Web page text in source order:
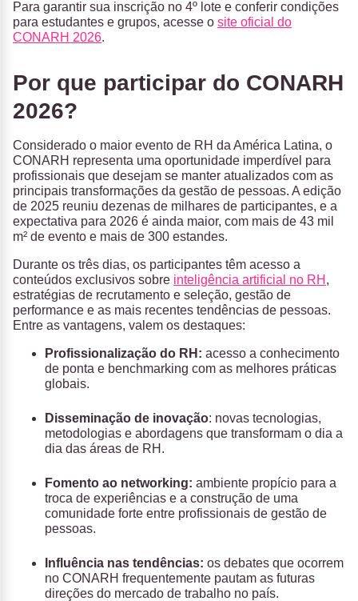
Para garantir sua inscrição no 4º lote e conferir condições
para estudantes e grupos, acesse o site oficial do
CONARH 2026.
Por que participar do CONARH
2026?
Considerado o maior evento de RH da América Latina, o
CONARH representa uma oportunidade imperdível para
profissionais que desejam se manter atualizados com as
principais transformações da gestão de pessoas. A edição
de 2025 reuniu dezenas de milhares de participantes, e a
expectativa para 2026 é ainda maior, com mais de 43 mil
m² de evento e mais de 300 estandes.
Durante os três dias, os participantes têm acesso a
conteúdos exclusivos sobre inteligência artificial no RH ,
estratégias de recrutamento e seleção, gestão de
performance e as mais recentes tendências de pessoas.
Entre as vantagens, valem os destaques:
Profissionalização do RH: acesso a conhecimento
de ponta e benchmarking com as melhores práticas
globais.
Disseminação de inovação: novas tecnologias,
metodologias e abordagens que transformam o dia a
dia das áreas de RH.
Fomento ao networking: ambiente propício para a
troca de experiências e a construção de uma
comunidade forte entre profissionais de gestão de
pessoas.
Influência nas tendências: os debates que ocorrem
no CONARH frequentemente pautam as futuras
direções do mercado de trabalho no país.